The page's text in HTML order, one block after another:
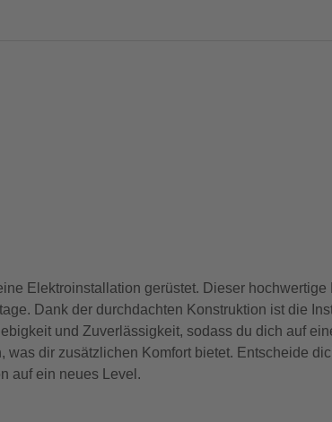
Elektroinstallation gerüstet. Dieser hochwertige
Dank der durchdachten Konstruktion ist die
und Zuverlässigkeit, sodass du dich auf
dir zusätzlichen Komfort bietet. Entscheide
auf ein neues Level.